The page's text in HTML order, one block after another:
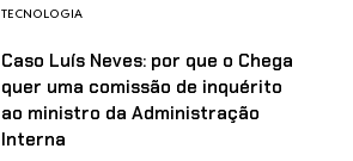
TECNOLOGIA
Caso Luís Neves: por que o Chega
quer uma comissão de inquérito
ao ministro da Administração
Interna